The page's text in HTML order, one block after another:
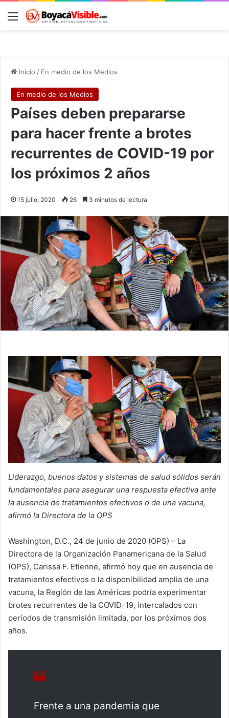
Menú
Inicio / En medio de los Medios
En medio de los Medios
Países deben prepararse
para hacer frente a brotes
recurrentes de COVID-19 por
los próximos 2 años
15 julio, 2020 26 3 minutos de lectura
Liderazgo, buenos datos y sistemas de salud sólidos serán
fundamentales para asegurar una respuesta efectiva ante
la ausencia de tratamientos efectivos o de una vacuna,
afirmó la Directora de la OPS
Washington, D.C., 24 de junio de 2020 (OPS) – La
Directora de la Organización Panamericana de la Salud
(OPS), Carissa F. Etienne, afirmó hoy que en ausencia de
tratamientos efectivos o la disponibilidad amplia de una
vacuna, la Región de las Américas podría experimentar
brotes recurrentes de la COVID-19, intercalados con
períodos de transmisión limitada, por los próximos dos
años.
Frente a una pandemia que